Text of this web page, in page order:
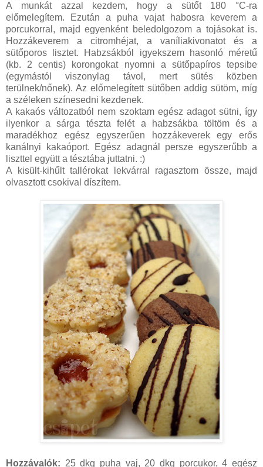
A munkát azzal kezdem, hogy a sütőt 180 °C-ra
előmelegítem. Ezután a puha vajat habosra keverem a
porcukorral, majd egyenként beledolgozom a tojásokat is.
Hozzákeverem a citromhéjat, a vaníliakivonatot és a
sütőporos lisztet. Habzsákból igyekszem hasonló méretű
(kb. 2 centis) korongokat nyomni a sütőpapíros tepsibe
(egymástól viszonylag távol, mert sütés közben
terülnek/nőnek). Az előmelegített sütőben addig sütöm, míg
a széleken színesedni kezdenek.
A kakaós változatból nem szoktam egész adagot sütni, így
ilyenkor a sárga tészta felét a habzsákba töltöm és a
maradékhoz egész egyszerűen hozzákeverek egy erős
kanálnyi kakaóport. Egész adagnál persze egyszerűbb a
liszttel együtt a tésztába juttatni. :)
A kisült-kihűlt tallérokat lekvárral ragasztom össze, majd
olvasztott csokival díszítem.
Hozzávalók: 25 dkg puha vaj, 20 dkg porcukor, 4 egész